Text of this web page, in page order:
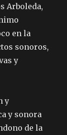
Arboleda,
en la
sonoros,
y
y
y sonora
de la